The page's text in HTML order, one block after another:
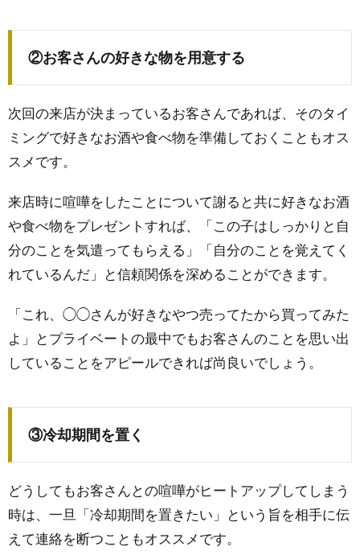
②お客さんの好きな物を用意する
次回の来店が決まっているお客さんであれば、そのタイ
ミングで好きなお酒や食べ物を準備しておくこともオス
スメです。
来店時に喧嘩をしたことについて謝ると共に好きなお酒
や食べ物をプレゼントすれば、「この子はしっかりと自
分のことを気遣ってもらえる」「自分のことを覚えてく
れているんだ」と信頼関係を深めることができます。
「これ、◯◯さんが好きなやつ売ってたから買ってみた
よ」とプライベートの最中でもお客さんのことを思い出
していることをアピールできれば尚良いでしょう。
③冷却期間を置く
どうしてもお客さんとの喧嘩がヒートアップしてしまう
時は、一旦「冷却期間を置きたい」という旨を相手に伝
えて連絡を断つこともオススメです。